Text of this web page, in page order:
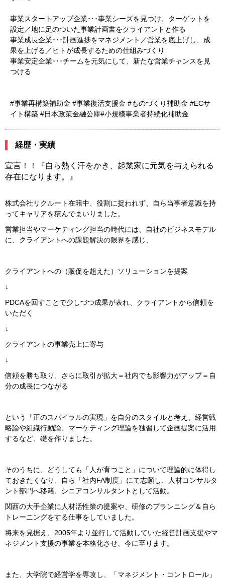
事業スタートアップ企業･･･事業シーズを見つけ、ターゲットを
設定／地に足のついた事業計画書をクライアントと作る
事業成長企業･･･計画進捗をマネジメント／営業を底上げし、成
果を上げる／ヒトが成長するための仕組みづくり
事業安定企業･･･チームを元気にして、新たな営業チャンスを見
つける
#事業再構築補助金 #事業復活支援金 #ものづくり補助金 #ECサ
イト構築 #日本政策金融公庫#小規模事業者持続化補助金
経歴・実績
宣言！！『自ら熱く汗をかき、起業家に元気を与えられる
存在になります。』
株式会社リクルート在籍中、役割に捉われず、自ら当事者意識を持
ってキャリアを積んでまいりました。
営業担当やマーケティング担当の時代には、自社のビジネスモデル
に、クライアントへの課題解決の限界を感じ、
クライアントへの（販促を超えた）ソリューションを提案
↓
PDCAを回すことで少しづつ成果が表れ、クライアントから信頼を
いただく
↓
クライアントの事業売上に寄与
↓
信頼を勝ち取り、さらに取引が拡大＝社内でも影響力がアップ＝自
分の成長につながる
という「正のスパイラルの実現」を自分のスタイルと考え、経営戦
略論や組織行動論、マーケティング理論を独習して企画提案に活用
するなど、礎を作りました。
そのうちに、どうしても「人が育つこと」について理論的に体得し
ておきたくなり、自ら「社内FA制度」にて志願し、人材コンサルタ
ント部門へ移籍、シニアコンサルタントとして活動。
関西の大手企業に人材活性策の提案や、研修のプランニング＆自ら
トレーニングをする仕事をしていました。
将来を見据え、2005年より並行して活動していた経営計画支援やマ
ネジメント支援の事業を本格化させ、今に至ります。
また、大学院で経営学を専攻し、「マネジメント・コントロール」